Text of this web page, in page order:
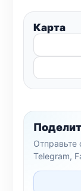
Карта
Отправьте
Telegram,